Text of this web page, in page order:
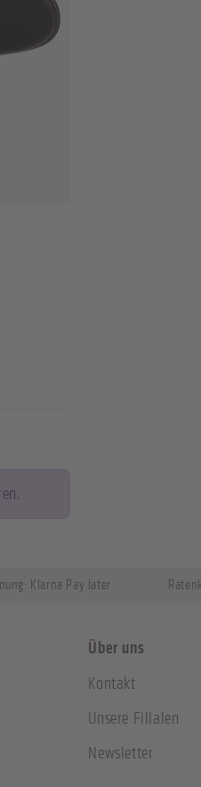
Über uns
Kontakt
Unsere Filialen
Newsletter
Klarna Pay later